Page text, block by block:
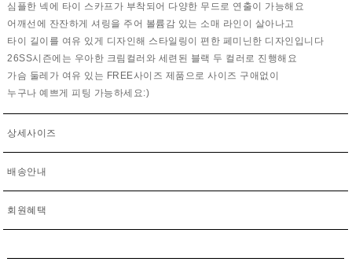
심플한 넥에 타이 스카프가 부착되어 다양한 무드로 연출이 가능해요
어깨선에 잔잔하게 셔링을 주어 볼륨감 있는 소매 라인이 살아나고
타이 길이를 여유 있게 디자인해 스타일링이 편한 페미닌한 디자인입니다
26SS시즌에는 우아한 크림컬러와 세련된 블랙 두 컬러로 진행해요
가슴 둘레가 여유 있는 FREE사이즈 제품으로 사이즈 구애없이
누구나 예쁘게 피팅 가능하세요:)
상세사이즈
배송안내
회원혜택